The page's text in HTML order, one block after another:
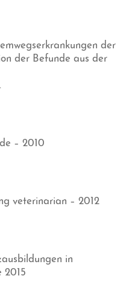
der
der Befunde aus der
– 2010
veterinarian – 2012
in
2015